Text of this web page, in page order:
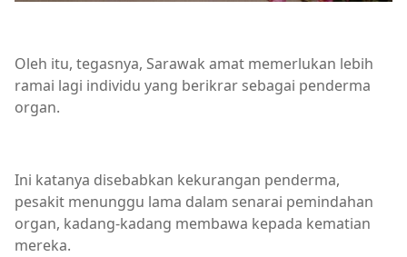
Oleh itu, tegasnya, Sarawak amat memerlukan lebih
ramai lagi individu yang berikrar sebagai penderma
organ.
Ini katanya disebabkan kekurangan penderma,
pesakit menunggu lama dalam senarai pemindahan
organ, kadang-kadang membawa kepada kematian
mereka.